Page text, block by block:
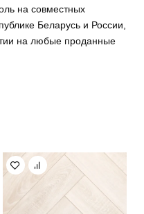
на совместных
Беларусь и России,
на любые проданные